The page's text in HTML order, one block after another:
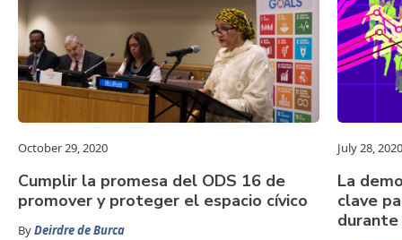
October 29, 2020
Cumplir la promesa del ODS 16 de
promover y proteger el espacio cívico
ByDeirdre de Burca
July 28, 2020
La
clave
durante